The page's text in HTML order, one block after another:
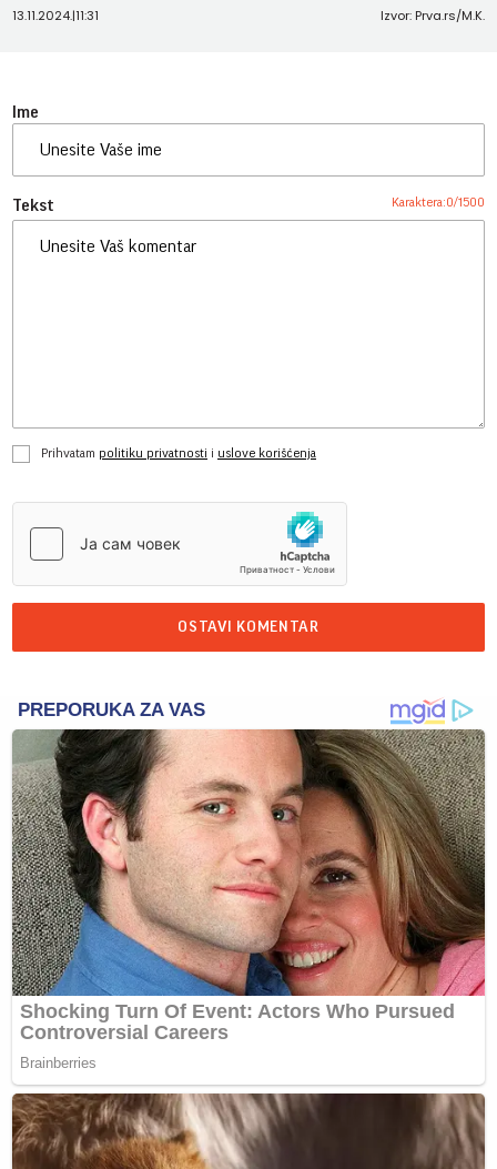
13.11.2024.|11:31 Izvor: Prva.rs/M.K.
Ime
Tekst Karaktera:0/1500
Prihvatam politiku privatnosti i uslove korišćenja
OSTAVI KOMENTAR